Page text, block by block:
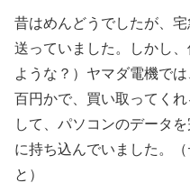
昔はめんどうでしたが、
送っていました。しかし
ような？）ヤマダ電機で
百円かで、買い取ってく
して、パソコンのデータ
に持ち込んでいました。
と）